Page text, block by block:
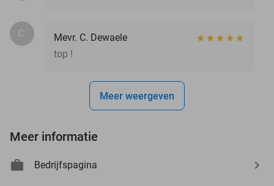
C.
Mevr. C. Dewaele
top !
Meer weergeven
Meer informatie
Bedrijfspagina